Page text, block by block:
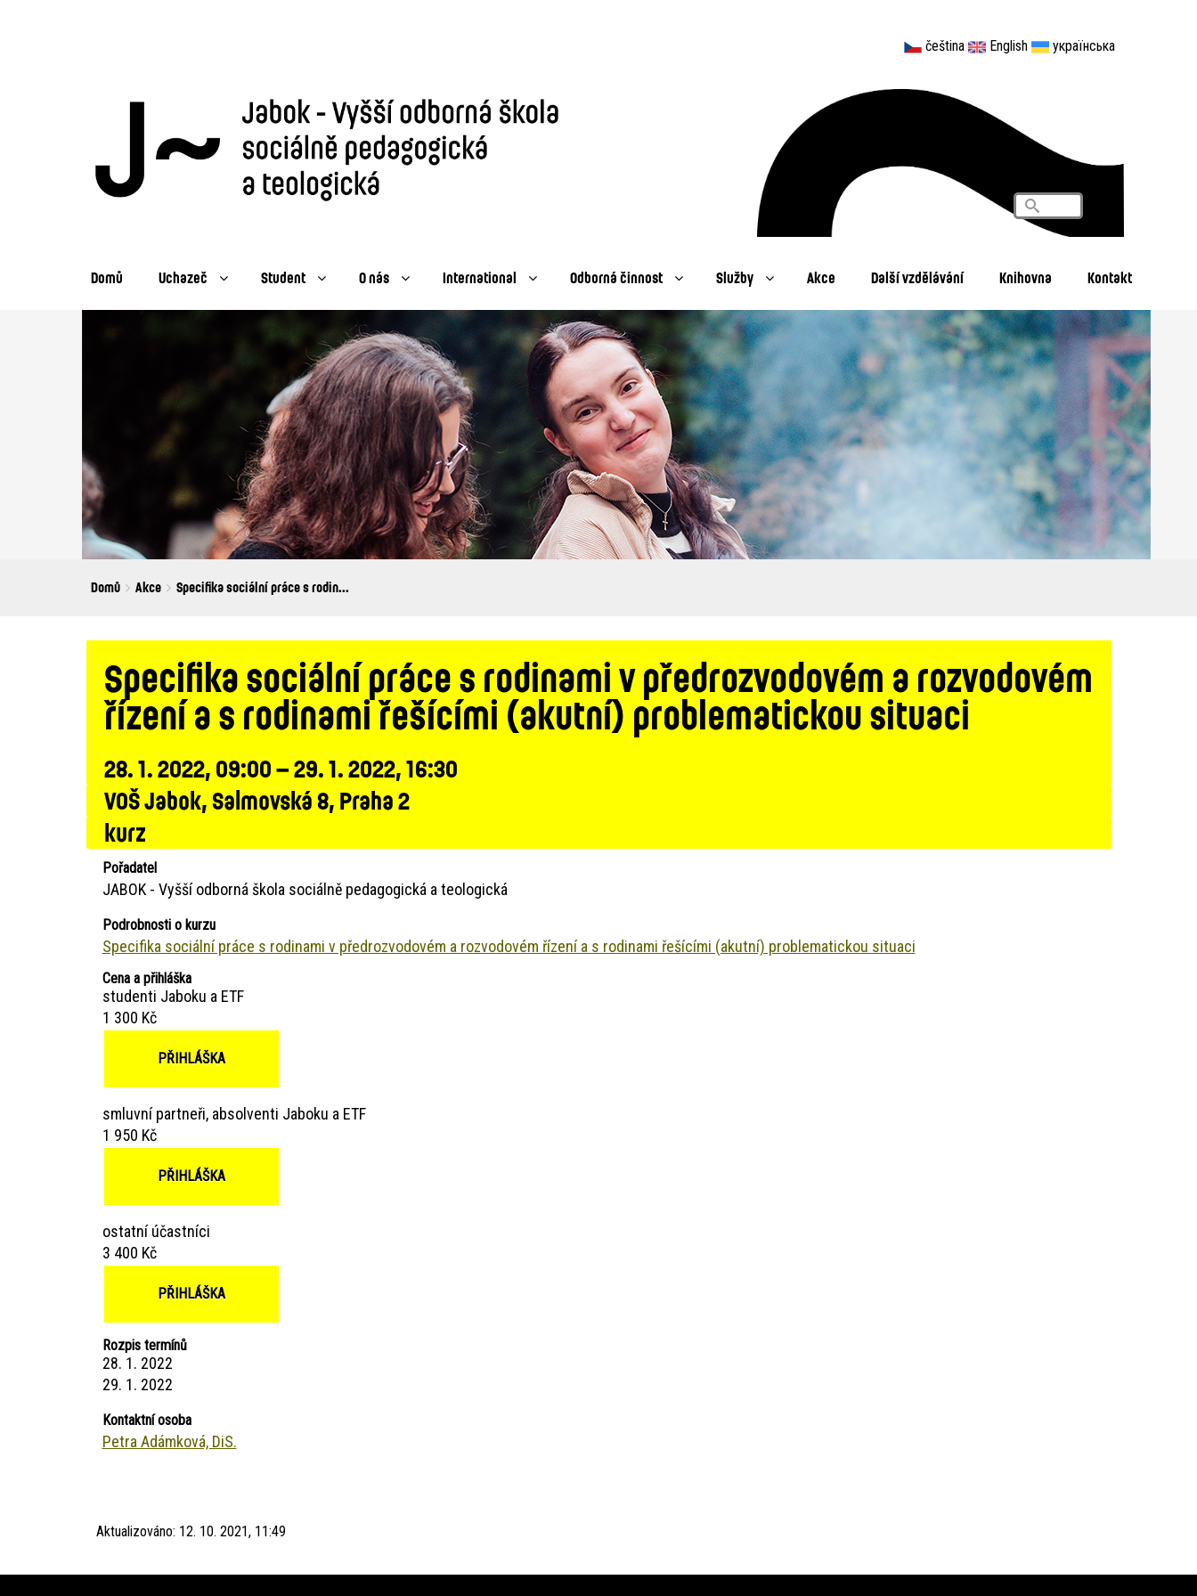
čeština English українська
Vyhledávání
Search
Domů Uchazeč Student O nás International Odborná činnost Služby Akce Další vzdělávání Knihovna Kontakt
Breadcrumbs
You
Domů Akce Specifika sociální práce s rodin...
Specifika sociální práce s rodinami v předrozvodovém a rozvodovém
řízení a s rodinami řešícími (akutní) problematickou situaci
28. 1. 2022, 09:00 – 29. 1. 2022, 16:30
VOŠ Jabok, Salmovská 8, Praha 2
kurz
Pořadatel
JABOK - Vyšší odborná škola sociálně pedagogická a teologická
Podrobnosti o kurzu
Specifika sociální práce s rodinami v předrozvodovém a rozvodovém řízení a s rodinami řešícími (akutní) problematickou situaci
Cena a přihláška
studenti Jaboku a ETF
1 300 Kč
PŘIHLÁŠKA
smluvní partneři, absolventi Jaboku a ETF
1 950 Kč
PŘIHLÁŠKA
ostatní účastníci
3 400 Kč
PŘIHLÁŠKA
Rozpis termínů
28. 1. 2022
29. 1. 2022
Kontaktní osoba
Petra Adámková, DiS.
Aktualizováno: 12. 10. 2021, 11:49